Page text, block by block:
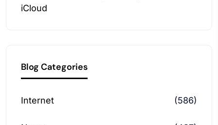
iCloud
Blog Categories
Internet (586)